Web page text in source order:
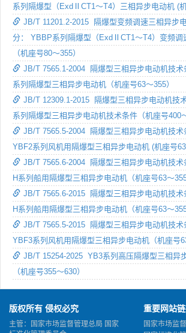
系列隔爆型（ExdⅡCT1～T4）三相异步电动机 (
JB/T 11201.2-2015 隔爆型变频调速三相异步
分： YBBP系列隔爆型（ExdⅡCT1～T4）变频调
（机座号80～355）
JB/T 7565.1-2004 隔爆型三相异步电动机技
系列隔爆型三相异步电动机（机座号63～355）
JB/T 12309.1-2015 隔爆型三相异步电动机技
系列隔爆型三相异步电动机技术条件（机座号400
JB/T 7565.5-2004 隔爆型三相异步电动机技术
YBF2系列风机用隔爆型三相异步电动机 (机座号
JB/T 7565.6-2004 隔爆型三相异步电动机技术
H系列船用隔爆型三相异步电动机（机座号63～355
JB/T 7565.6-2015 隔爆型三相异步电动机技术
H系列船用隔爆型三相异步电动机（机座号63～355
JB/T 7565.5-2015 隔爆型三相异步电动机技术
YBF3系列风机用隔爆型三相异步电动机（机座号
JB/T 15254-2025 YB3系列高压隔爆型三相异
（机座号355～630）
版权所有 侵权必究
主管：国家市场监督管理总局 国家
重要网站
国家市场监